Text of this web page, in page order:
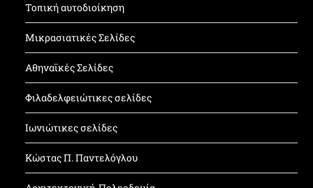
Τοπική αυτοδιοίκηση
Μικρασιατικές Σελίδες
Αθηναϊκές Σελίδες
Φιλαδελφειώτικες σελίδες
Ιωνιώτικες σελίδες
Κώστας Π. Παντελόγλου